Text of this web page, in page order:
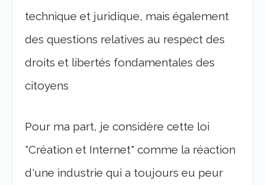
technique et juridique, mais également
des questions relatives au respect des
droits et libertés fondamentales des
citoyens
Pour ma part, je considère cette loi
"Création et Internet" comme la réaction
d'une industrie qui a toujours eu peur